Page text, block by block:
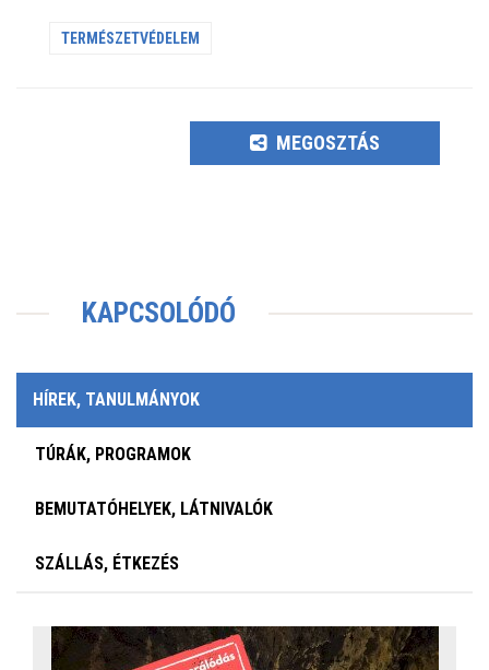
TERMÉSZETVÉDELEM
MEGOSZTÁS
KAPCSOLÓDÓ
HÍREK, TANULMÁNYOK
TÚRÁK, PROGRAMOK
BEMUTATÓHELYEK, LÁTNIVALÓK
SZÁLLÁS, ÉTKEZÉS